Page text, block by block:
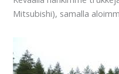
Mitsubishi), samalla